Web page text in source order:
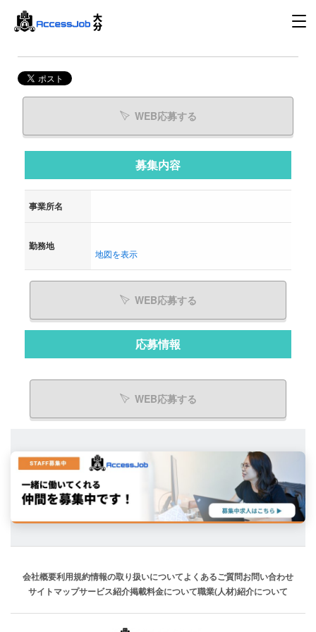
WEB応募する
募集内容
事業所名
勤務地
地図を表示
WEB応募する
応募情報
WEB応募する
会社概要利用規約情報の取り扱いについてよくあるご質問お問い合わせ
サイトマップサービス紹介掲載料金について職業(人材)紹介について